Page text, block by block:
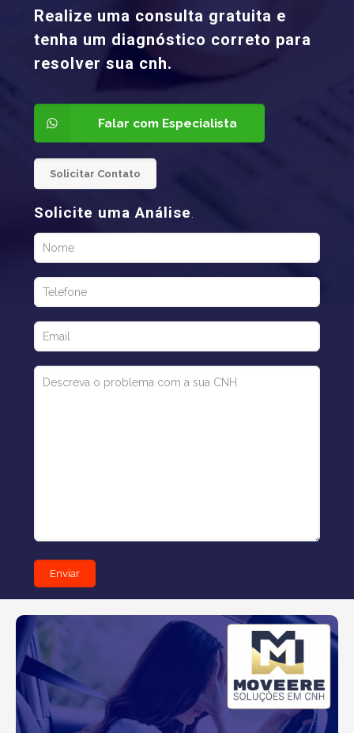
Realize uma consulta gratuita e
tenha um diagnóstico correto para
resolver sua cnh.
Falar com Especialista
Solicitar Contato
Solicite uma Análise.